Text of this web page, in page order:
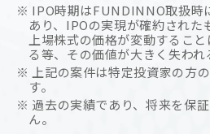
※ IPO時期はFUNDINNO取扱時
あり、IPOの実現が確約された
上場株式の価格が変動するこ
る等、その価値が大きく失われ
※ 上記の案件は特定投資家の方
す。
※ 過去の実績であり、将来を保
ん。